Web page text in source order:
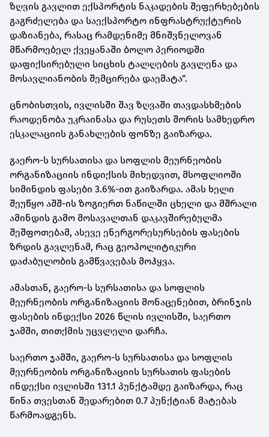
ზღვის გავლით ექსპორტის ნაკადების შეფერხებების
გაგრძელება და საექსპორტო ინფრასტრუქტურის
დაზიანება, რასაც რამდენიმე მნიშვნელოვან
მწარმოებელ ქვეყანაში ბოლო პერიოდში
დაფიქსირებული სიცხის ტალღების გავლენა და
მოსავლიანობის შემცირება დაემატა“.
ცნობისთვის, ივლისში შავ ზღვაში თავდასხმების
რაოდენობა უკრაინასა და რუსეთს შორის სამხედრო
ესკალაციის განახლების ფონზე გაიზარდა.
გაერო-ს სურსათისა და სოფლის მეურნეობის
ორგანიზაციის ინდიქსის მიხედვით, მსოფლიოში
სიმინდის ფასები 3.6%-ით გაიზარდა. ამას ხელი
შეუწყო აშშ-ის ზოგიერთ ნაწილში ცხელი და მშრალი
ამინდის გამო მოსავალთან დაკავშირებულმა
შეშფოთებამ, ასევე ენერგორესურსების ფასების
ზრდის გავლენამ, რაც გეოპოლიტიკური
დაძაბულობის გამწვავებას მოჰყვა.
ამასთან, გაერო-ს სურსათისა და სოფლის
მეურნეობის ორგანიზაციის მონაცენებით, ბრინჯის
ფასების ინდექსი 2026 წლის ივლისში, საერთო
ჯამში, თითქმის უცვლელი დარჩა.
საერთო ჯამში, გაერო-ს სურსათისა და სოფლის
მეურნეობის ორგანიზაციის სურსათის ფასების
ინდექსი ივლისში 131.1 პუნქტამდე გაიზარდა, რაც
წინა თვესთან შედარებით 0.7 პუნქტიან მატებას
წარმოადგენს.